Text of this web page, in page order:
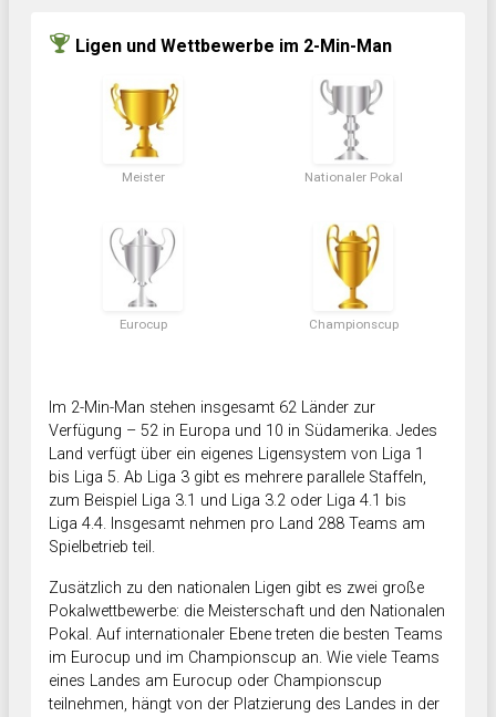
Ligen und Wettbewerbe im 2-Min-Man
Meister Nationaler Pokal
Eurocup Championscup
Im 2-Min-Man stehen insgesamt 62 Länder zur
Verfügung – 52 in Europa und 10 in Südamerika. Jedes
Land verfügt über ein eigenes Ligensystem von Liga 1
bis Liga 5. Ab Liga 3 gibt es mehrere parallele Staffeln,
zum Beispiel Liga 3.1 und Liga 3.2 oder Liga 4.1 bis
Liga 4.4. Insgesamt nehmen pro Land 288 Teams am
Spielbetrieb teil.
Zusätzlich zu den nationalen Ligen gibt es zwei große
Pokalwettbewerbe: die Meisterschaft und den Nationalen
Pokal. Auf internationaler Ebene treten die besten Teams
im Eurocup und im Championscup an. Wie viele Teams
eines Landes am Eurocup oder Championscup
teilnehmen, hängt von der Platzierung des Landes in der